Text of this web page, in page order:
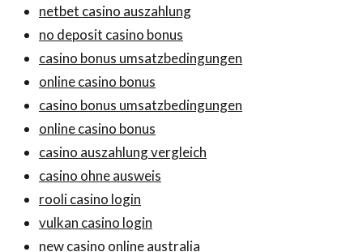
netbet casino auszahlung
no deposit casino bonus
casino bonus umsatzbedingungen
online casino bonus
casino bonus umsatzbedingungen
online casino bonus
casino auszahlung vergleich
casino ohne ausweis
rooli casino login
vulkan casino login
new casino online australia